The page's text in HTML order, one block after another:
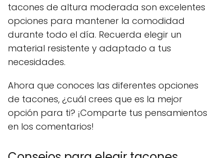
tacones de altura moderada son excelentes
opciones para mantener la comodidad
durante todo el día. Recuerda elegir un
material resistente y adaptado a tus
necesidades.
Ahora que conoces las diferentes opciones
de tacones, ¿cuál crees que es la mejor
opción para ti? ¡Comparte tus pensamientos
en los comentarios!